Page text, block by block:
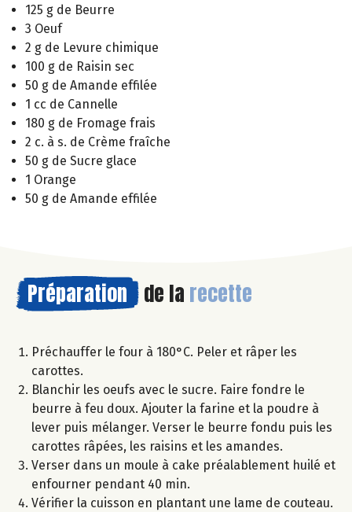
125 g de Beurre
3 Oeuf
2 g de Levure chimique
100 g de Raisin sec
50 g de Amande effilée
1 cc de Cannelle
180 g de Fromage frais
2 c. à s. de Crème fraîche
50 g de Sucre glace
1 Orange
50 g de Amande effilée
Préparation de la recette
Préchauffer le four à 180°C. Peler et râper les
carottes.
Blanchir les oeufs avec le sucre. Faire fondre le
beurre à feu doux. Ajouter la farine et la poudre à
lever puis mélanger. Verser le beurre fondu puis les
carottes râpées, les raisins et les amandes.
Verser dans un moule à cake préalablement huilé et
enfourner pendant 40 min.
Vérifier la cuisson en plantant une lame de couteau.